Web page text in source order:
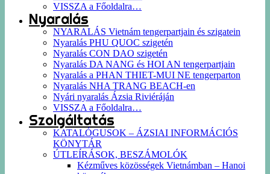
VISSZA a Főoldalra…
Nyaralás
NYARALÁS Vietnám tengerpartjain és szigatein
Nyaralás PHU QUOC szigetén
Nyaralás CON DAO szigetén
Nyaralás DA NANG és HOI AN tengerpartjain
Nyaralás a PHAN THIET-MUI NE tengerparton
Nyaralás NHA TRANG BEACH-en
Nyári nyaralás Ázsia Riviéráján
VISSZA a Főoldalra…
Szolgáltatás
KATALÓGUSOK – ÁZSIAI INFORMÁCIÓS
KÖNYTÁR
ÚTLEÍRÁSOK, BESZÁMOLÓK
Kézműves közösségek Vietnámban – Hanoi